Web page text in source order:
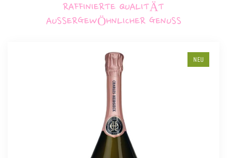
RAFFINIERTE QUALITÄT
AUSSERGEWÖHNLICHER GENUSS
NEU